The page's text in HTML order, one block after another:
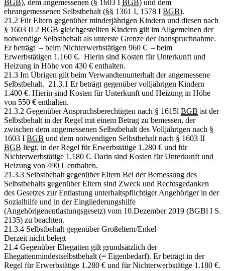
BGB), dem angemessenen (§ 1603 I BGB) und dem
eheangemessenen Selbstbehalt (§§ 1361 I, 1578 I BGB).
21.2 Für Eltern gegenüber minderjährigen Kindern und diesen nach
§ 1603 II 2 BGB gleichgestellten Kindern gilt im Allgemeinen der
notwendige Selbstbehalt als unterste Grenze der Inanspruchnahme.
Er beträgt – beim Nichterwerbstätigen 960 € – beim
Erwerbstätigen 1.160 €. Hierin sind Kosten für Unterkunft und
Heizung in Höhe von 430 € enthalten.
21.3 Im Übrigen gilt beim Verwandtenunterhalt der angemessene
Selbstbehalt. 21.3.1 Er beträgt gegenüber volljährigen Kindern
1.400 €. Hierin sind Kosten für Unterkunft und Heizung in Höhe
von 550 € enthalten.
21.3.2 Gegenüber Anspruchsberechtigten nach § 1615l BGB ist der
Selbstbehalt in der Regel mit einem Betrag zu bemessen, der
zwischen dem angemessenen Selbstbehalt des Volljährigen nach §
1603 I BGB und dem notwendigen Selbstbehalt nach § 1603 II
BGB liegt, in der Regel für Erwerbstätige 1.280 € und für
Nichterwerbstätige 1.180 €. Darin sind Kosten für Unterkunft und
Heizung von 490 € enthalten.
21.3.3 Selbstbehalt gegenüber Eltern Bei der Bemessung des
Selbstbehalts gegenüber Eltern sind Zweck und Rechtsgedanken
des Gesetzes zur Entlastung unterhaltspflichtiger Angehöriger in der
Sozialhilfe und in der Eingliederungshilfe
(Angehörigenentlastungsgesetz) vom 10.Dezember 2019 (BGBl I S.
2135) zu beachten.
21.3.4 Selbstbehalt gegenüber Großeltern/Enkel
Derzeit nicht belegt
21.4 Gegenüber Ehegatten gilt grundsätzlich der
Ehegattenmindestselbstbehalt (= Eigenbedarf). Er beträgt in der
Regel für Erwerbstätige 1.280 € und für Nichterwerbstätige 1.180 €.